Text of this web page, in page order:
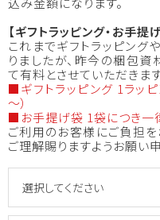
【ギフトラッピング・お手
これまでギフトラッピン
りましたが、昨今の梱包
て有料とさせていただきます
■ギフトラッピング 1ラッ
～）
■お手提げ袋 1袋につき一
ご利用のお客様にご負担
ご理解賜りますようお願い